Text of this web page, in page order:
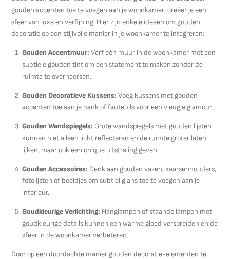
gouden accenten toe te voegen aan je woonkamer, creëer je een
sfeer van luxe en verfijning. Hier zijn enkele ideeën om gouden
decoratie op een stijlvolle manier in je woonkamer te integreren:
Gouden Accentmuur: Verf één muur in de woonkamer met een
subtiele gouden tint om een statement te maken zonder de
ruimte te overheersen.
Gouden Decoratieve Kussens: Voeg kussens met gouden
accenten toe aan je bank of fauteuils voor een vleugje glamour.
Gouden Wandspiegels: Grote wandspiegels met gouden lijsten
kunnen niet alleen licht reflecteren en de ruimte groter laten
lijken, maar ook een chique uitstraling geven.
Gouden Accessoires: Denk aan gouden vazen, kaarsenhouders,
fotolijsten of beeldjes om subtiel glans toe te voegen aan je
interieur.
Goudkleurige Verlichting: Hanglampen of staande lampen met
goudkleurige details kunnen een warme gloed verspreiden en de
sfeer in de woonkamer verbeteren.
Door op een doordachte manier gouden decoratie-elementen te